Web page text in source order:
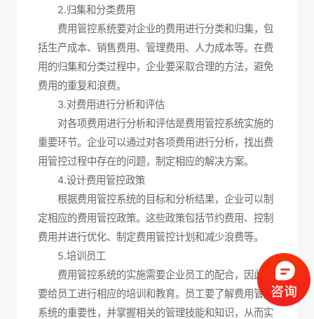
2.归集和分类费用
费用管控系统要对企业的费用进行分类和归集，包
括生产成本、销售费用、管理费用、人力成本等。在费
用的归集和分类过程中，企业要采取合理的方法，避免
费用的重复和浪费。
3.对费用进行分析和评估
对各项费用进行分析和评估是费用管控系统实施的
重要环节。企业可以通过对各项费用进行分析，找出费
用管控过程中存在的问题，制定相应的解决方案。
4.设计费用管控政策
根据费用管控系统的目标和分析结果，企业可以制
定相应的费用管控政策。这些政策包括节约费用、控制
费用并进行优化、制定费用管控计划和减少浪费等。
5.培训员工
费用管控系统的实施需要企业员工的配合，因此需
要给员工进行相应的培训和教育。员工要了解费用管控
系统的重要性，并掌握相关的管理技能和知识，从而实